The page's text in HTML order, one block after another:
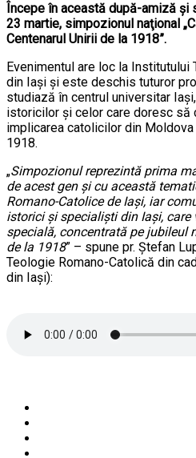
Începe în această după-amiză și
23 martie, simpozionul naţional
Centenarul Unirii de la 1918”.
Evenimentul are loc la Institutului
din Iaşi și este deschis tuturor
studiază în centrul universitar
istoricilor şi celor care doresc să
implicarea catolicilor din
1918.
„Simpozionul reprezintă prima
de acest gen şi cu această
Romano-Catolice de Iaşi, iar
istorici şi specialişti din Iaşi,
specială, concentrată pe jubileul
de la 1918” – spune pr. Ștefan
Teologie Romano-Catolică din
din Iaşi):